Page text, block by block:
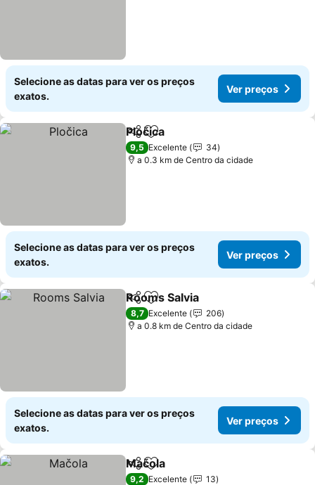
Selecione as datas para ver os preços
exatos.
Ver preços
PartilharAdicionar aos favoritos
Pločica
9,5 Excelente
34
a 0.3 km de Centro da cidade
Selecione as datas para ver os preços
exatos.
Ver preços
PartilharAdicionar aos favoritos
Rooms Salvia
8,7 Excelente
206
a 0.8 km de Centro da cidade
Selecione as datas para ver os preços
exatos.
Ver preços
PartilharAdicionar aos favoritos
Mačola
9,2 Excelente
13